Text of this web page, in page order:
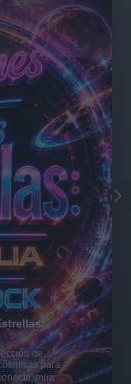
de
para
mira